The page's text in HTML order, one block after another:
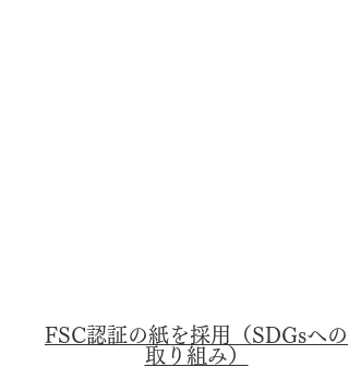
FSC認証の紙を採用​（SDGsへの
取り組み）